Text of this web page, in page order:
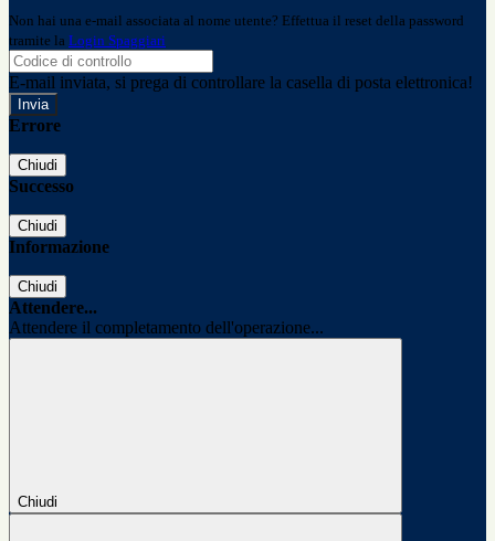
Non hai una e-mail associata al nome utente? Effettua il reset della password
tramite la Login Spaggiari
E-mail inviata, si prega di controllare la casella di posta elettronica!
Errore
Chiudi
Successo
Chiudi
Informazione
Chiudi
Attendere...
Attendere il completamento dell'operazione...
Chiudi